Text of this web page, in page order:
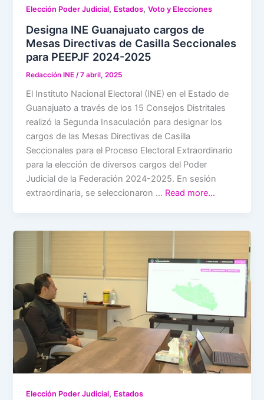
Elección Poder Judicial, Estados,Voto y Elecciones
Designa INE Guanajuato cargos de
Mesas Directivas de Casilla Seccionales
para PEEPJF 2024-2025
Redacción INE /7 abril, 2025
El Instituto Nacional Electoral (INE) en el Estado de
Guanajuato a través de los 15 Consejos Distritales
realizó la Segunda Insaculación para designar los
cargos de las Mesas Directivas de Casilla
Seccionales para el Proceso Electoral Extraordinario
para la elección de diversos cargos del Poder
Judicial de la Federación 2024-2025. En sesión
extraordinaria, se seleccionaron … Read more…
Elección Poder Judicial, Estados